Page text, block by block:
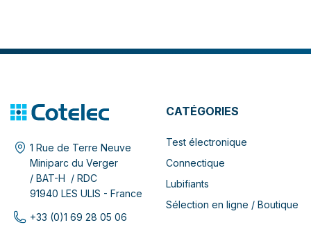
1 Rue de Terre Neuve
Miniparc du Verger
/ BAT-H / RDC
91940 LES ULIS - France
+33 (0)1 69 28 05 06
CATÉGORIES
Test électronique
Connectique
Lubifiants
Sélection en ligne / Boutique